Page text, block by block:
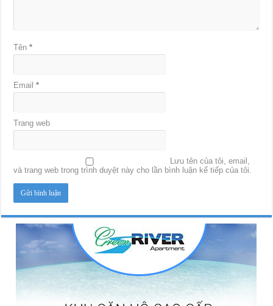
Tên*
Email*
Trang web
Lưu tên của tôi, email,
và trang web trong trình duyệt này cho lần bình luận kế tiếp của tôi.